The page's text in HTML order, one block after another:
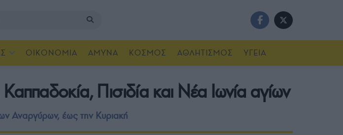
ΟΙΚΟΝΟΜΙΑ ΑΜΥΝΑ ΚΟΣΜΟΣ ΑΘΛΗΤΙΣΜΟΣ ΥΓΕΙΑ
Πισιδία και Νέα Ιωνία αγίων
Αναργύρων, έως την Κυριακή